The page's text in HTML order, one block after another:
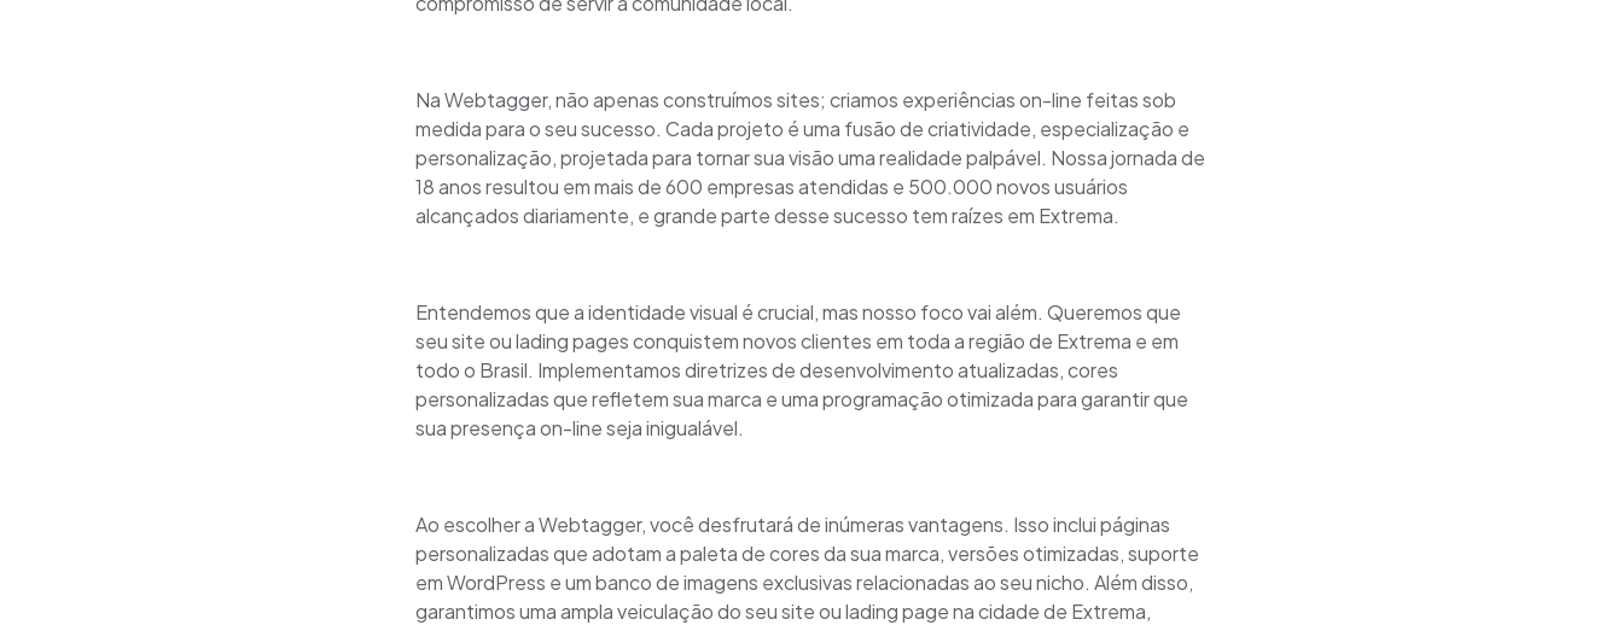
Na Webtagger, não apenas construímos sites; criamos experiências on-line feitas sob
medida para o seu sucesso. Cada projeto é uma fusão de criatividade, especialização e
personalização, projetada para tornar sua visão uma realidade palpável. Nossa jornada de
18 anos resultou em mais de 600 empresas atendidas e 500.000 novos usuários
alcançados diariamente, e grande parte desse sucesso tem raízes em Extrema.
Entendemos que a identidade visual é crucial, mas nosso foco vai além. Queremos que
seu site ou lading pages conquistem novos clientes em toda a região de Extrema e em
todo o Brasil. Implementamos diretrizes de desenvolvimento atualizadas, cores
personalizadas que refletem sua marca e uma programação otimizada para garantir que
sua presença on-line seja inigualável.
Ao escolher a Webtagger, você desfrutará de inúmeras vantagens. Isso inclui páginas
personalizadas que adotam a paleta de cores da sua marca, versões otimizadas, suporte
em WordPress e um banco de imagens exclusivas relacionadas ao seu nicho. Além disso,
garantimos uma ampla veiculação do seu site ou lading page na cidade de Extrema,